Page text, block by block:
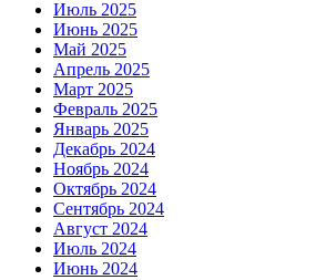
Июль 2025
Июнь 2025
Май 2025
Апрель 2025
Март 2025
Февраль 2025
Январь 2025
Декабрь 2024
Ноябрь 2024
Октябрь 2024
Сентябрь 2024
Август 2024
Июль 2024
Июнь 2024